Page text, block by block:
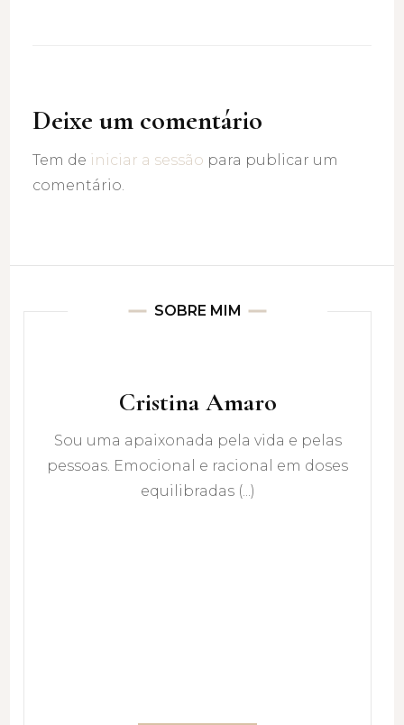
Deixe um comentário
Tem de iniciar a sessão para publicar um
comentário.
SOBRE MIM
Cristina Amaro
Sou uma apaixonada pela vida e pelas
pessoas. Emocional e racional em doses
equilibradas (...)